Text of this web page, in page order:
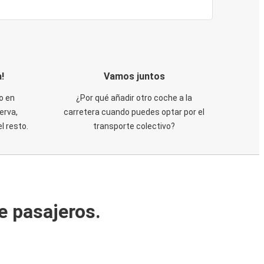
en
resto.
Vamos juntos
¿Por qué añadir otro coche a la
carretera cuando puedes optar por el
transporte colectivo?
pasajeros.